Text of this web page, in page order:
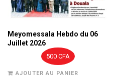
Meyomessala Hebdo du 06
Juillet 2026
500 CFA
AJOUTER AU PANIER